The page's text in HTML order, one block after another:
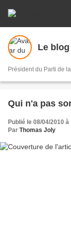
Le
Président du Parti de
Qui n'a pas
Publié le 08/04/2010 à
Par Thomas Joly